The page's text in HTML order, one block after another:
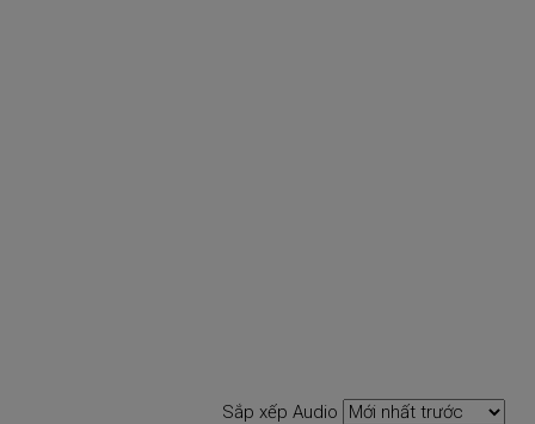
Sắp xếp Audio